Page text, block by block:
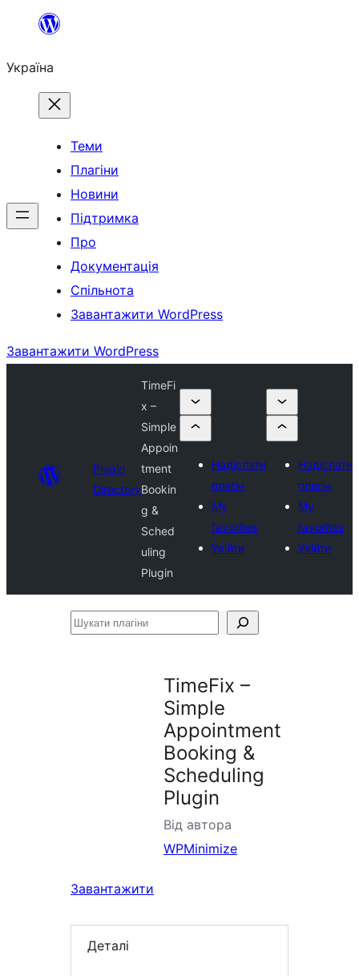
Перейти
вмісту
Україна
Теми
Плагіни
Новини
Підтримка
Про
Документація
Спільнота
Завантажити WordPress
Завантажити WordPress
Plugin
Directory
TimeFi
x –
Simple
Appoin
tment
Bookin
g &
Sched
uling
Plugin
Надіслати
плагін
My
favorites
Увійти
Надіслати
плагін
My
favorites
Увійти
Шукати
TimeFix –
Simple
Appointment
Booking &
Scheduling
Plugin
Від автора
WPMinimize
Завантажити
Деталі